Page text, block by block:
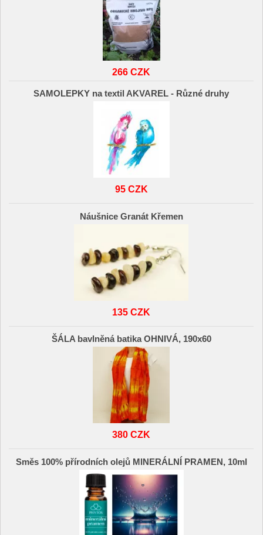
266 CZK
SAMOLEPKY na textil AKVAREL - Různé druhy
95 CZK
Náušnice Granát Křemen
135 CZK
ŠÁLA bavlněná batika OHNIVÁ, 190x60
380 CZK
Směs 100% přírodních olejů MINERÁLNÍ PRAMEN, 10ml